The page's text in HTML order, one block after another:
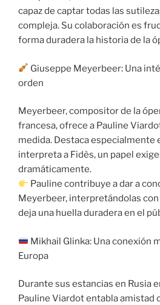
capaz de captar todas las
compleja. Su colaboración es
forma duradera la historia de la
Giuseppe Meyerbeer: Una
orden
Meyerbeer, compositor de la
francesa, ofrece a Pauline
medida. Destaca especialmente
interpreta a Fidès, un papel
dramáticamente.
Pauline contribuye a dar a
Meyerbeer, interpretándolas
deja una huella duradera en el
Mikhail Glinka: Una conexión
Europa
Durante sus estancias en Rusia
Pauline Viardot entabla amistad